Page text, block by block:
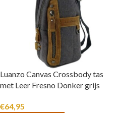
Luanzo Canvas Crossbody tas
met Leer Fresno Donker grijs
€64,95